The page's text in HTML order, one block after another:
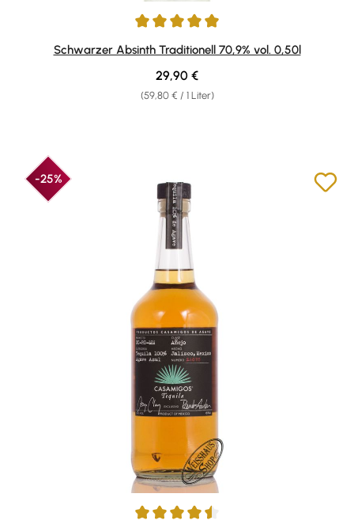
Durchschnittliche Bewertung von 4.89 von 5 Sternen
Schwarzer Absinth Traditionell 70,9% vol. 0,50l
(59,80 € / 1 Liter)
Regulärer Preis:
29,90 €
-25%